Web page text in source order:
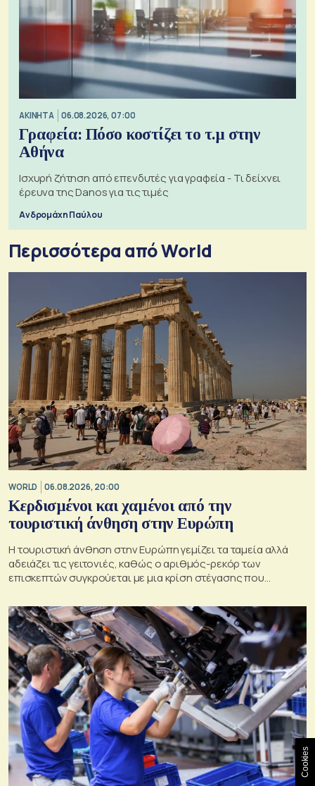
ΑΚΙΝΗΤΑ 06.08.2026, 07:00
Γραφεία: Πόσο κοστίζει το τ.μ στην
Αθήνα
Ισχυρή ζήτηση από επενδυτές για γραφεία - Τι δείχνει
έρευνα της Danos για τις τιμές
Ανδρομάχη Παύλου
Περισσότερα από World
WORLD 06.08.2026, 20:00
Κερδισμένοι και χαμένοι από την
τουριστική άνθηση στην Ευρώπη
Η τουριστική άνθηση στην Ευρώπη γεμίζει τα ταμεία αλλά
αδειάζει τις γειτονιές, καθώς ο αριθμός-ρεκόρ των
επισκεπτών συγκρούεται με μια κρίση στέγασης που
Cookies